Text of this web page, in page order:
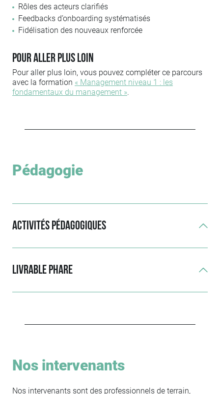
Rôles des acteurs clarifiés
Feedbacks d’onboarding systématisés
Fidélisation des nouveaux renforcée
Pour aller plus loin
Pour aller plus loin, vous pouvez compléter ce parcours
avec la formation « Management niveau 1 : les
fondamentaux du management ».
Pédagogie
Activités pédagogiques
Livrable phare
Nos intervenants
Nos intervenants sont des professionnels de terrain,